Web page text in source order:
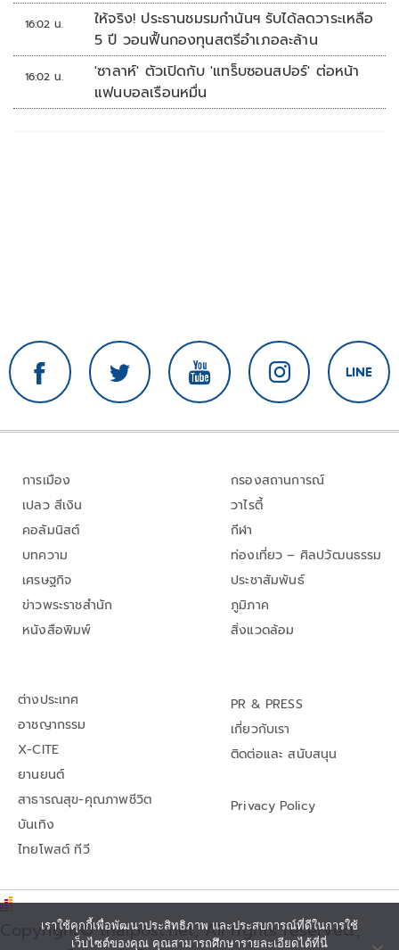
16:02 น.
ให้จริง! ประธานชมรมกำนันฯ รับได้ลดวาระเหลือ
5 ปี วอนฟื้นกองทุนสตรีอำเภอละล้าน
16:02 น.
'ซาลาห์' ตัวเปิดกับ 'แทร็บซอนสปอร์' ต่อหน้า
แฟนบอลเรือนหมื่น
การเมือง
เปลว สีเงิน
คอลัมนิสต์
บทความ
เศรษฐกิจ
ข่าวพระราชสำนัก
หนังสือพิมพ์
กรองสถานการณ์
วาไรตี้
กีฬา
ท่องเที่ยว – ศิลปวัฒนธรรม
ประชาสัมพันธ์
ภูมิภาค
สิ่งแวดล้อม
ต่างประเทศ
อาชญากรรม
X-CITE
ยานยนต์
สาธารณสุข-คุณภาพชีวิต
บันเทิง
ไทยโพสต์ ทีวี
PR & PRESS
เกี่ยวกับเรา
ติดต่อและ สนับสนุน
Privacy Policy
Copyright© thaipost.net, All rights reserved.,
เราใช้คุกกี้เพื่อพัฒนาประสิทธิภาพ และประสบการณ์ที่ดีในการใช้
เว็บไซต์ของคุณ คุณสามารถศึกษารายละเอียดได้ที่นี่